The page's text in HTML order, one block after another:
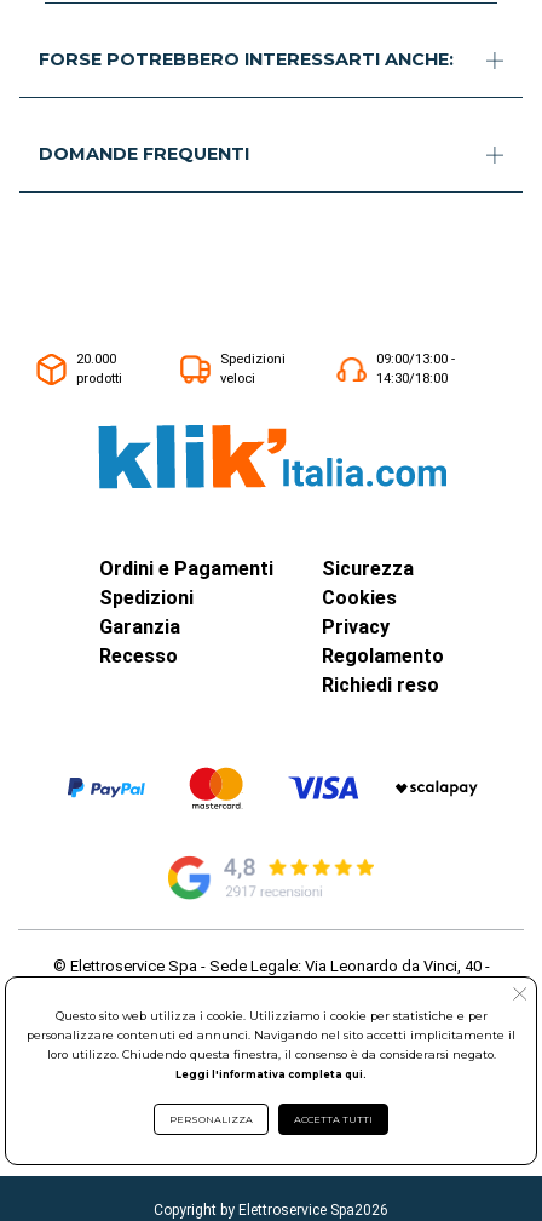
FORSE POTREBBERO INTERESSARTI ANCHE:
DOMANDE FREQUENTI
20.000
prodotti
Spedizioni
veloci
09:00/13:00 -
14:30/18:00
Ordini e Pagamenti
Spedizioni
Garanzia
Recesso
Sicurezza
Cookies
Privacy
Regolamento
Richiedi reso
© Elettroservice Spa - Sede Legale: Via Leonardo da Vinci, 40 -
Partita Iva: 01586761007 - Codice Fiscale: 06634500588 Capitale
Sociale 1.600.000,00 Euro i.v. Iscritto al Registro delle Imprese di
Roma REA: RM-535144
Sede Operativa: Via Leonardo da Vinci, 40 - 00015 Monterotondo
Scalo (RM) - Telefono:06.90095358
Copyright by Elettroservice Spa2026
Questo sito web utilizza i cookie. Utilizziamo i cookie per statistiche e per
personalizzare contenuti ed annunci. Navigando nel sito accetti implicitamente il
loro utilizzo. Chiudendo questa finestra, il consenso è da considerarsi negato.
Leggi l'informativa completa qui.
PERSONALIZZA ACCETTA TUTTI